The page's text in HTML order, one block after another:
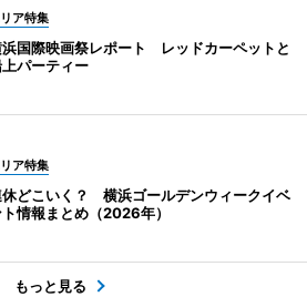
ア特集
国際映画祭レポート レッドカーペットと
パーティー
ア特集
どこいく？ 横浜ゴールデンウィークイベ
ト情報まとめ（2026年）
もっと見る